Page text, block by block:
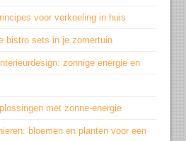
voor verkoeling in huis
bistro sets in je zomertuin
zonnige energie en
met zonne-energie
bloemen en planten voor een